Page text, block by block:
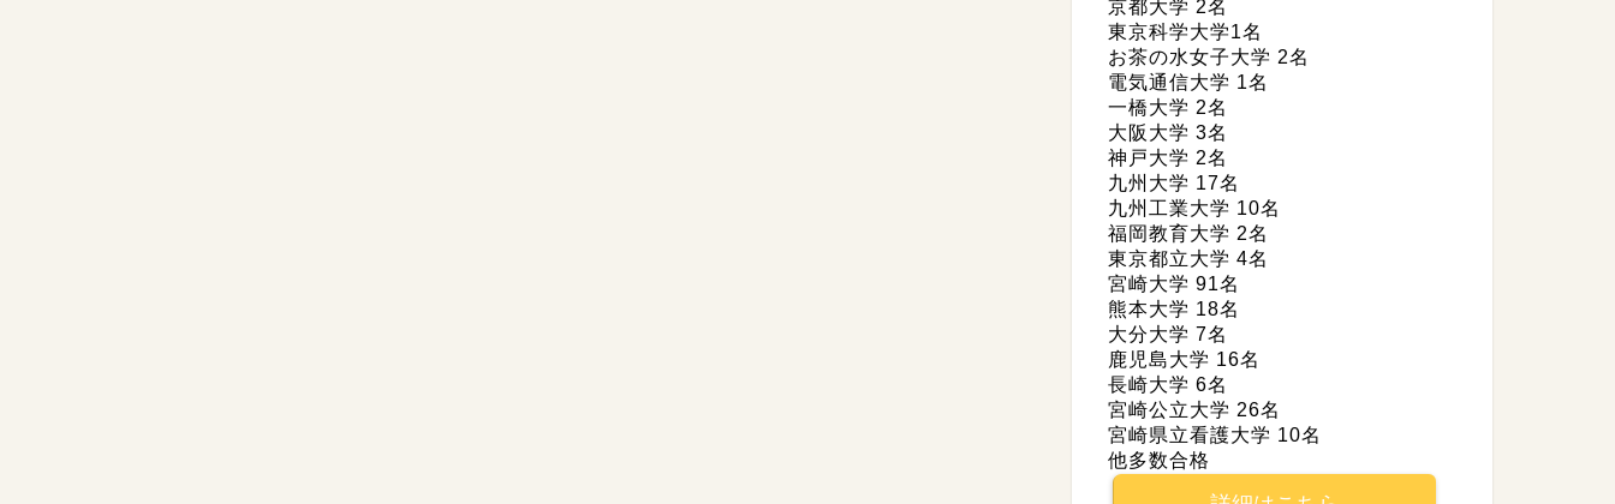
京都大学 2名
東京科学大学1名
お茶の水女子大学 2名
電気通信大学 1名
一橋大学 2名
大阪大学 3名
神戸大学 2名
九州大学 17名
九州工業大学 10名
福岡教育大学 2名
東京都立大学 4名
宮崎大学 91名
熊本大学 18名
大分大学 7名
鹿児島大学 16名
長崎大学 6名
宮崎公立大学 26名
宮崎県立看護大学 10名
他多数合格